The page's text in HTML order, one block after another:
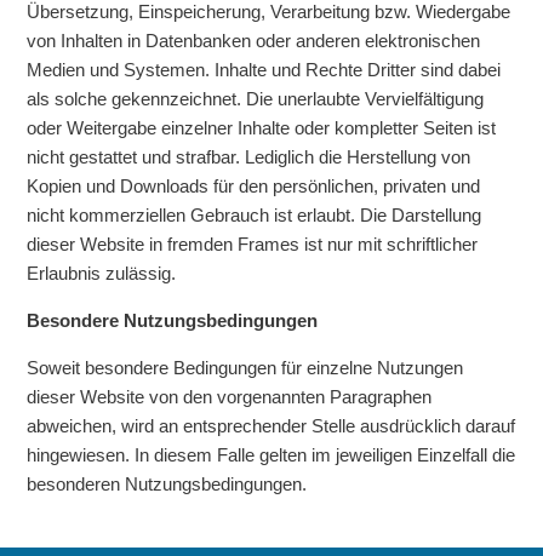
Übersetzung, Einspeicherung, Verarbeitung bzw. Wiedergabe
von Inhalten in Datenbanken oder anderen elektronischen
Medien und Systemen. Inhalte und Rechte Dritter sind dabei
als solche gekennzeichnet. Die unerlaubte Vervielfältigung
oder Weitergabe einzelner Inhalte oder kompletter Seiten ist
nicht gestattet und strafbar. Lediglich die Herstellung von
Kopien und Downloads für den persönlichen, privaten und
nicht kommerziellen Gebrauch ist erlaubt. Die Darstellung
dieser Website in fremden Frames ist nur mit schriftlicher
Erlaubnis zulässig.
Besondere Nutzungsbedingungen
Soweit besondere Bedingungen für einzelne Nutzungen
dieser Website von den vorgenannten Paragraphen
abweichen, wird an entsprechender Stelle ausdrücklich darauf
hingewiesen. In diesem Falle gelten im jeweiligen Einzelfall die
besonderen Nutzungsbedingungen.